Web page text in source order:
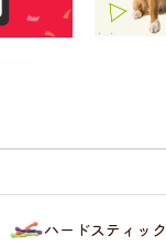
ハードスティック